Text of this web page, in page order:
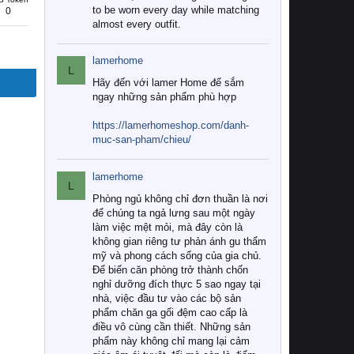
0
to be worn every day while matching
almost every outfit.
L
lamerhome
Hãy đến với lamer Home để sắm
ngay những sản phẩm phù hợp
https://lamerhomeshop.com/danh-
muc-san-pham/chieu/
L
lamerhome
Phòng ngủ không chỉ đơn thuần là nơi
để chúng ta ngả lưng sau một ngày
làm việc mệt mỏi, mà đây còn là
không gian riêng tư phản ánh gu thẩm
mỹ và phong cách sống của gia chủ.
Để biến căn phòng trở thành chốn
nghỉ dưỡng đích thực 5 sao ngay tại
nhà, việc đầu tư vào các bộ sản
phẩm chăn ga gối đệm cao cấp là
điều vô cùng cần thiết. Những sản
phẩm này không chỉ mang lại cảm